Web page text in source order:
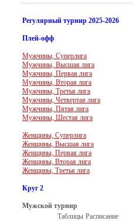
Регулярный турнир 2025-2026
Плей-офф
Мужчины, Суперлига
Мужчины, Высшая лига
Мужчины, Первая лига
Мужчины, Вторая лига
Мужчины, Третья лига
Мужчины, Четвертая лига
Мужчины, Пятая лига
Мужчины, Шестая лига
Женщины, Суперлига
Женщины, Высшая лига
Женщины, Первая лига
Женщины, Вторая лига
Женщины, Третья лига
Круг 2
Мужской турнир
Таблицы Расписание